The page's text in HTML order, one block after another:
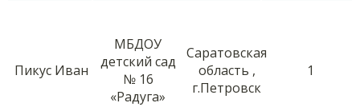
Пикус Иван
МБДОУ
детский сад
№ 16
«Радуга»
Саратовская
область ,
г.Петровск
1